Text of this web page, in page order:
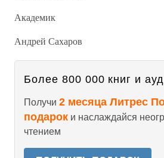
Академик
Андрей Сахаров
Более 800 000 книг и
Получи 2 месяца Литрес
подарок и наслаждайся
чтением